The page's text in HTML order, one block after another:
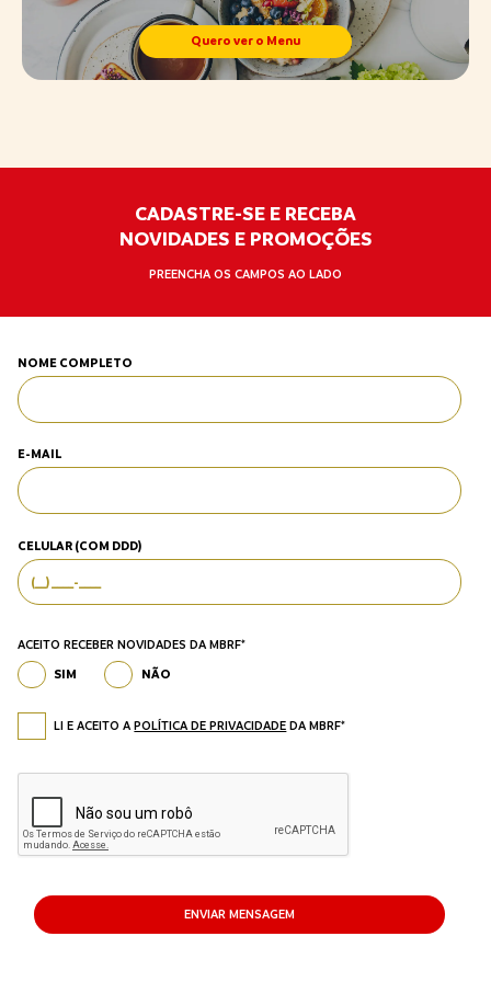
Quero ver o Menu
CADASTRE-SE E RECEBA
NOVIDADES E PROMOÇÕES
PREENCHA OS CAMPOS AO LADO
NOME COMPLETO
E-MAIL
CELULAR (COM DDD)
ACEITO RECEBER NOVIDADES DA MBRF*
SIM NÃO
LI E ACEITO APOLÍTICA DE PRIVACIDADE DA MBRF*
ENVIAR MENSAGEM